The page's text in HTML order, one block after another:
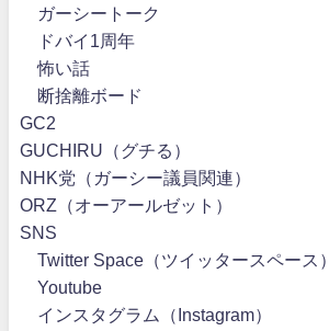
ガーシートーク
ドバイ1周年
怖い話
断捨離ボード
GC2
GUCHIRU（グチる）
NHK党（ガーシー議員関連）
ORZ（オーアールゼット）
SNS
Twitter Space（ツイッタースペース）
Youtube
インスタグラム（Instagram）